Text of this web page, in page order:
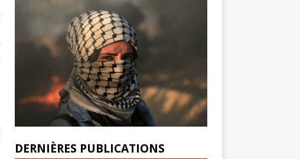
DERNIÈRES PUBLICATIONS